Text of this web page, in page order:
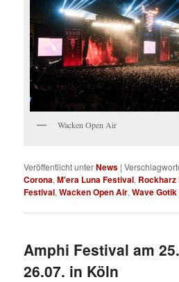
Wacken Open Air
Veröffentlicht unterNews |
Corona,M'era Luna Festival,
Festival,Wacken Open Air,Wave
Amphi Festival am
26.07. in Köln